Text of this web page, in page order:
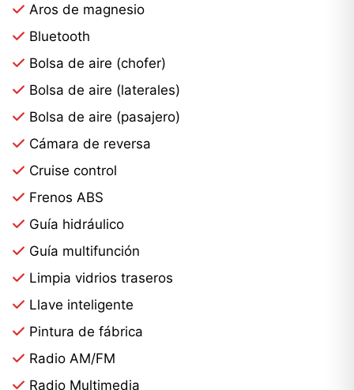
Aros de magnesio
Bluetooth
Bolsa de aire (chofer)
Bolsa de aire (laterales)
Bolsa de aire (pasajero)
Cámara de reversa
Cruise control
Frenos ABS
Guía hidráulico
Guía multifunción
Limpia vidrios traseros
Llave inteligente
Pintura de fábrica
Radio AM/FM
Radio Multimedia